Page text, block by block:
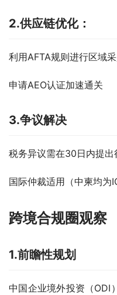
2.供应链优化：
利用AFTA规则进行区域
申请AEO认证加速通关
3.争议解决
税务异议需在30日内提出
国际仲裁适用（中柬均为
跨境合规圈观察
1.前瞻性规划
中国企业境外投资（ODI